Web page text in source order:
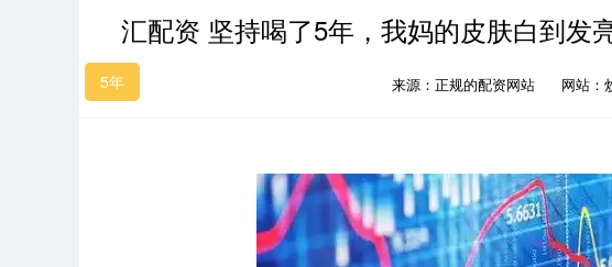
汇配资 坚持喝了5年，我妈的皮肤白到发
5年 来源：正规的配资网站 网站：